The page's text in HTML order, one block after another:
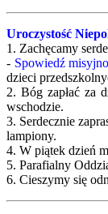
Uroczystość
1. Zachęcamy
- Spowiedź
dzieci
2. Bóg zapłać za
wschodzie.
3. Serdecznie
lampiony.
4. W piątek dzień
5. Parafialny
6. Cieszymy się